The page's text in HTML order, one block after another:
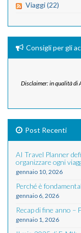
Viaggi (22)
Consigli per gli
Disclaimer: in qualità di
Post Recenti
AI Travel Planner
organizzare ogni
gennaio 10, 2026
Perché è
gennaio 6, 2026
Recap di fine anno –
gennaio 1, 2026